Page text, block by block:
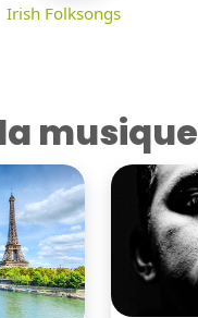
Irish Folksongs
musique